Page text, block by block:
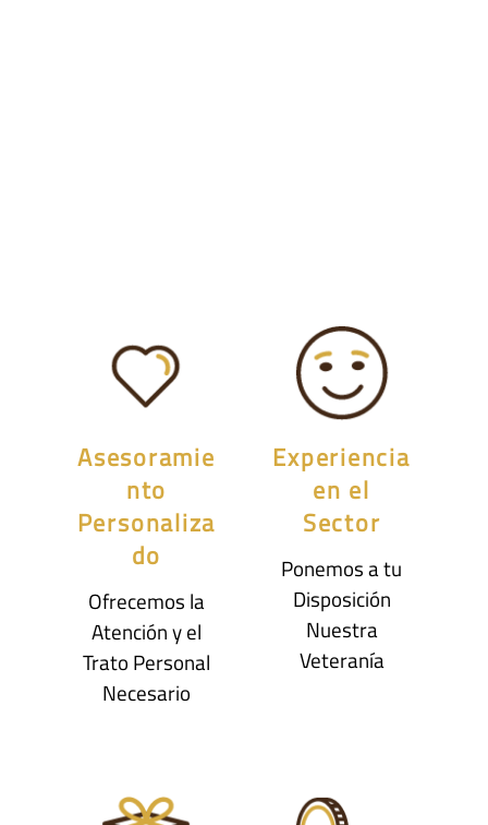
Asesoramie
nto
Personaliza
do
Ofrecemos la
Atención y el
Trato Personal
Necesario
Experiencia
en el
Sector
Ponemos a tu
Disposición
Nuestra
Veteranía